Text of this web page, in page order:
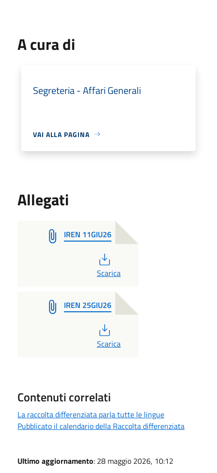
A cura di
Segreteria - Affari Generali
VAI ALLA PAGINA
Allegati
IREN 11GIU26
PDF
Scarica
IREN 25GIU26
PDF
Scarica
Contenuti correlati
La raccolta differenziata parla tutte le lingue
Pubblicato il calendario della Raccolta differenziata
Ultimo aggiornamento: 28 maggio 2026, 10:12